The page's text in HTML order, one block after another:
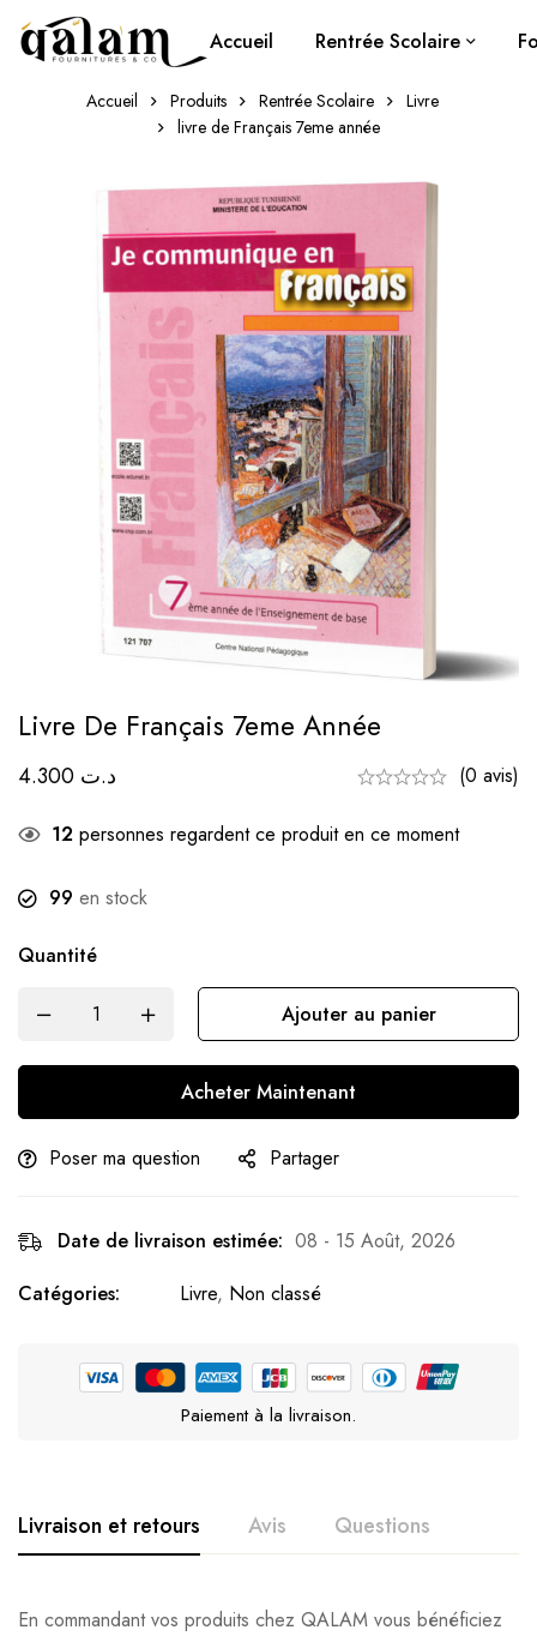
Accueil Rentrée Scolaire
Accueil Produits Rentrée Scolaire
Livre
livre de Français 7eme année
Livre De Français 7eme Année
د.ت (0 avis)
12 personnes regardent ce produit en ce moment
99 en stock
Quantité
Ajouter au panier
Acheter Maintenant
Poser ma question Partager
Date de livraison estimée: 08 - 15 Août, 2026
Catégories:
Livre, Non classé
Paiement à la livraison.
Livraison et retours Avis Questions
En commandant vos produits chez QALAM vous bénéficiez